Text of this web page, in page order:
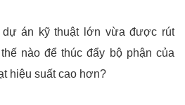
dự án kỹ thuật lớn vừa được rút
nào để thúc đẩy bộ phận của
hiệu suất cao hơn?